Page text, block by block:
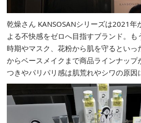
乾燥さん KANSOSANシリーズは2021年
よる不快感をゼロへ目指すブランド。も
時期やマスク、花粉から肌を守るといっ
からベースメイクまで商品ラインナップ
つきやパリパリ感は肌荒れやシワの原因